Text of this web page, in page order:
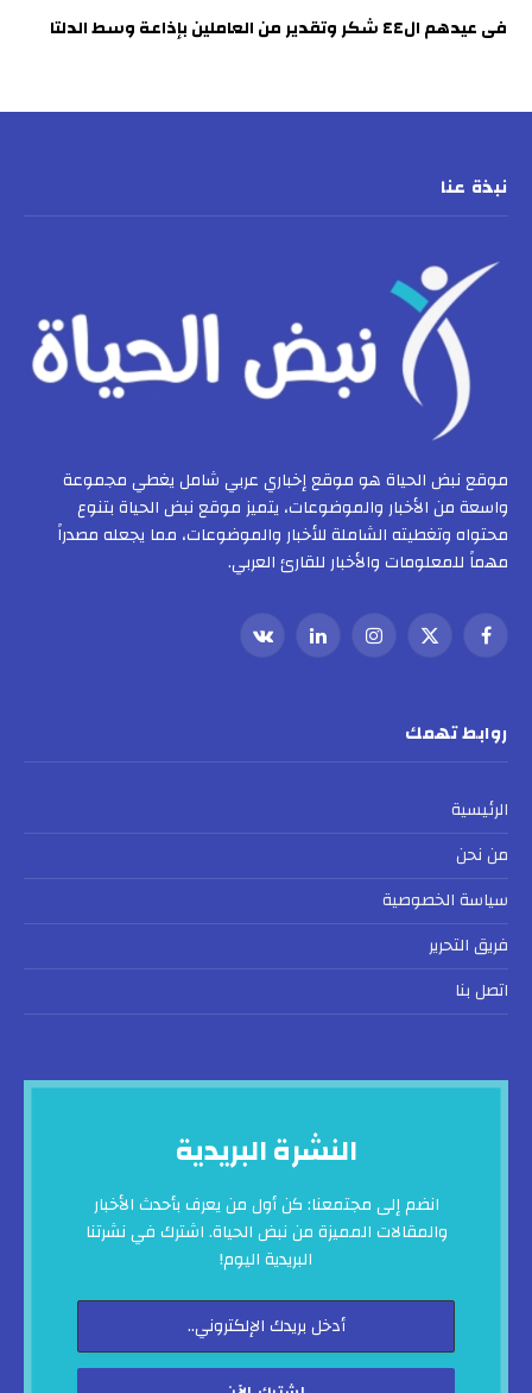
فى عيدهم ال٤٤ شكر وتقدير من العاملين بإذاعة وسط الدلتا
نبذة عنا
موقع نبض الحياة هو موقع إخباري عربي شامل يغطي مجموعة
واسعة من الأخبار والموضوعات، يتميز موقع نبض الحياة بتنوع
محتواه وتغطيته الشاملة للأخبار والموضوعات، مما يجعله مصدراً
مهماً للمعلومات والأخبار للقارئ العربي.
فيسبوك
X
الانستغراملينكدإنVKontakte
روابط تهمك
الرئيسية
من نحن
سياسة الخصوصية
فريق التحرير
اتصل بنا
النشرة البريدية
انضم إلى مجتمعنا: كن أول من يعرف بأحدث الأخبار
والمقالات المميزة من نبض الحياة. اشترك في نشرتنا
البريدية اليوم!